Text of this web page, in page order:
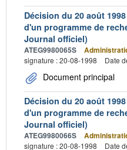
Décision du 20 août
d'un programme de
Journal officiel)
ATEG9980065S
signature : 20-08-1998
Date
Document principal
Décision du 20 août
d'un programme de
Journal officiel)
ATEG9980066S
signature : 20-08-1998
Date